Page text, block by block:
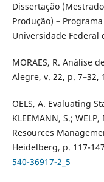
Dissertação
Produção) –
Universidade Federal
MORAES, R. Análise
Alegre, v. 22, p. 7–32,
OELS, A. Evaluating
KLEEMANN, S.;
Resources
Heidelberg, p. 117-
540-36917-2_5